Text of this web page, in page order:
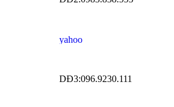
DĐ3:096.9230.111